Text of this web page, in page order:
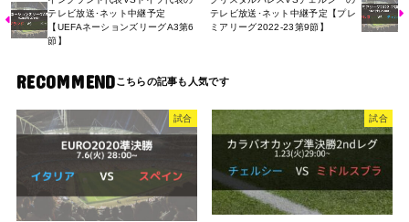
テレビ放送･ネット中継予定
【UEFAネーションズリーグA3第6
節】
テレビ放送･ネット中継予定【プレ
ミアリーグ2022-23第9節】
RECOMMEND
試合 試合